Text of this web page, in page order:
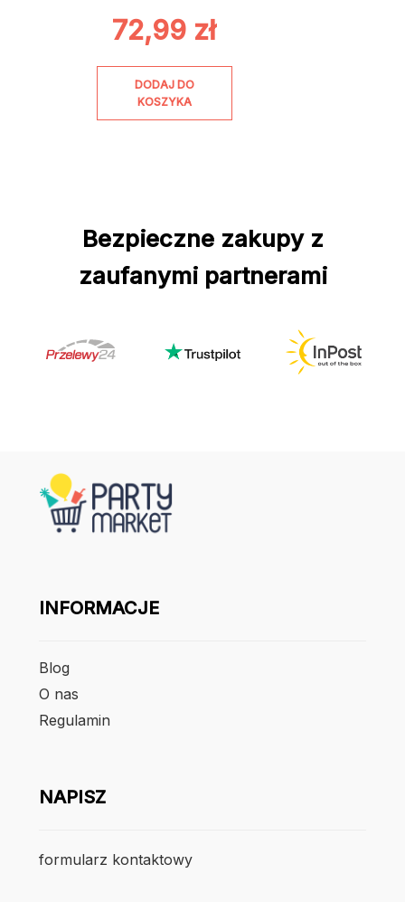
72,99 zł
DODAJ DO
KOSZYKA
Bezpieczne zakupy z
zaufanymi partnerami
INFORMACJE
Blog
O nas
Regulamin
NAPISZ
formularz kontaktowy